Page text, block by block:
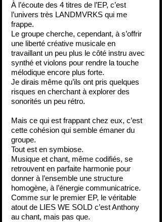
À l’écoute des 4 titres de l’EP, c’est
l’univers très LANDMVRKS qui me
frappe.
Le groupe cherche, cependant, à s’offrir
une liberté créative musicale en
travaillant un peu plus le côté instru avec
synthé et violons pour rendre la touche
mélodique encore plus forte.
Je dirais même qu’ils ont pris quelques
risques en cherchant à explorer des
sonorités un peu rétro.
Mais ce qui est frappant chez eux, c’est
cette cohésion qui semble émaner du
groupe.
Tout est en symbiose.
Musique et chant, même codifiés, se
retrouvent en parfaite harmonie pour
donner à l’ensemble une structure
homogène, à l’énergie communicatrice.
Comme sur le premier EP, le véritable
atout de LIES WE SOLD c’est Anthony
au chant, mais pas que.